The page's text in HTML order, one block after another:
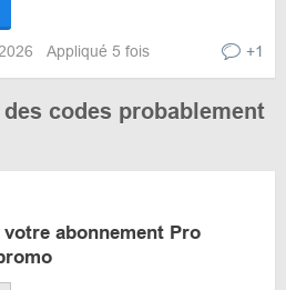
Appliqué 5 fois +1
codes probablement
abonnement Pro